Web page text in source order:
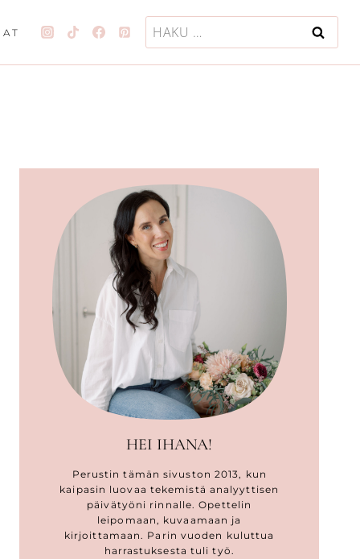
Haku:
HEI IHANA!
Perustin tämän sivuston 2013, kun
kaipasin luovaa tekemistä analyyttisen
päivätyöni rinnalle. Opettelin
leipomaan, kuvaamaan ja
kirjoittamaan. Parin vuoden kuluttua
harrastuksesta tuli työ.